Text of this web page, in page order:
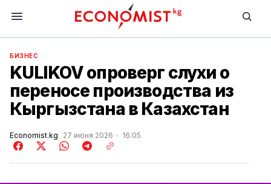
Economist.kg
БИЗНЕС
KULIKOV опроверг слухи о
переносе производства из
Кыргызстана в Казахстан
Economist.kg 27 июня 2026 16:05